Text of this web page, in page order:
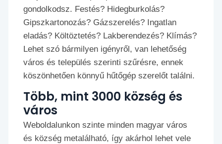
gondolkodsz. Festés? Hidegburkolás?
Gipszkartonozás? Gázszerelés? Ingatlan
eladás? Költöztetés? Lakberendezés? Klímás?
Lehet szó bármilyen igényről, van lehetőség
város és település szerinti szűrésre, ennek
köszönhetően könnyű hűtőgép szerelőt találni.
Több, mint 3000 község és
város
Weboldalunkon szinte minden magyar város
és község metalálható, így akárhol lehet vele